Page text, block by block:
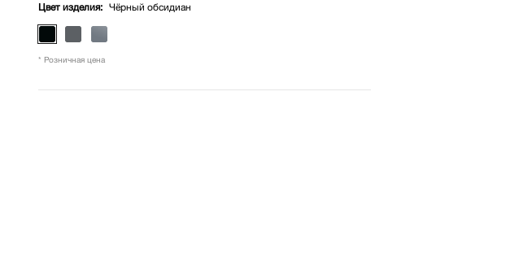
Цвет изделия: Чёрный обсидиан
* Розничная цена